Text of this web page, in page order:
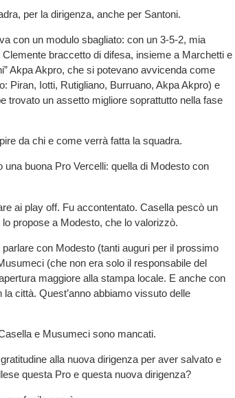
per la dirigenza, anche per Santoni.
con un modulo sbagliato: con un 3-5-2, mia
braccetto di difesa, insieme a Marchetti e
Akpa Akpro, che si potevano avvicenda come
Piran, Iotti, Rutigliano, Burruano, Akpa Akpro) e
trovato un assetto migliore soprattutto nella fase
da chi e come verrà fatta la squadra.
buona Pro Vercelli: quella di Modesto con
ai play off. Fu accontentato. Casella pescò un
propose a Modesto, che lo valorizzò.
con Modesto (tanti auguri per il prossimo
(che non era solo il responsabile del
maggiore alla stampa locale. E anche con
città. Quest’anno abbiamo vissuto delle
e Musumeci sono mancati.
alla nuova dirigenza per aver salvato e
questa Pro e questa nuova dirigenza?